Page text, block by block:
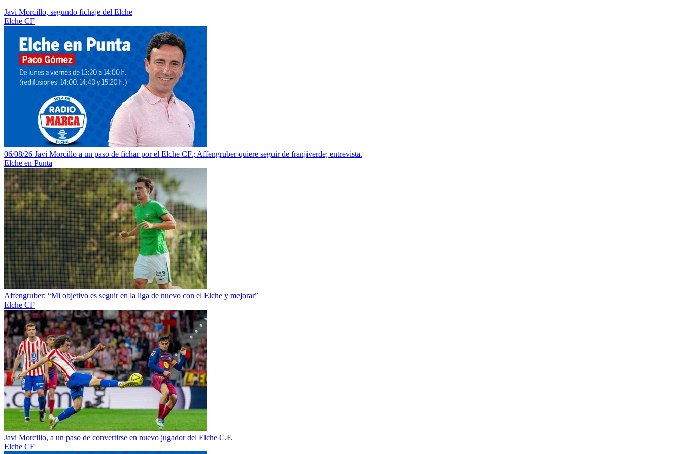
Javi Morcillo, segundo fichaje del Elche
Elche CF
06/08/26 Javi Morcillo a un paso de fichar por el Elche CF.; Affengruber quiere seguir de franjiverde; entrevista.
Elche en Punta
Affengruber: “Mi objetivo es seguir en la liga de nuevo con el Elche y mejorar”
Elche CF
Javi Morcillo, a un paso de convertirse en nuevo jugador del Elche C.F.
Elche CF